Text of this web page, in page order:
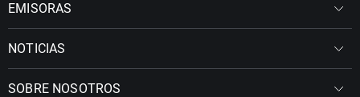
EMISORAS
NOTICIAS
SOBRE NOSOTROS